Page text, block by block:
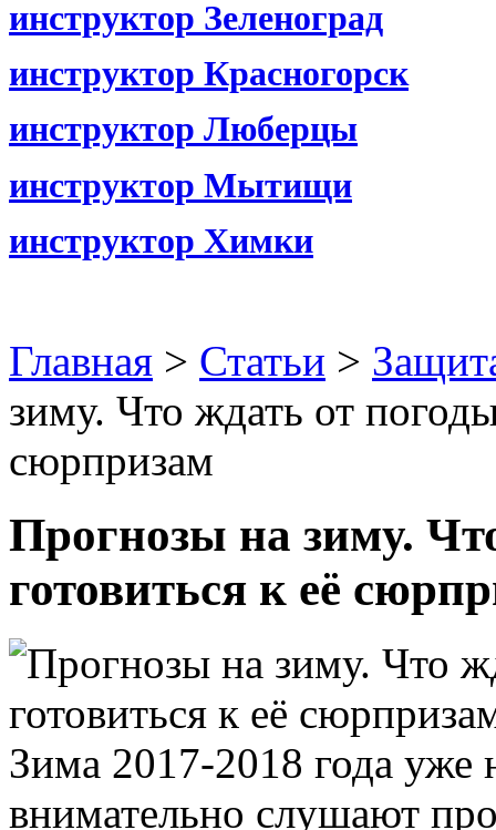
инструктор Зеленоград
инструктор Красногорск
инструктор Люберцы
инструктор Мытищи
инструктор Химки
Главная > Статьи >
зиму. Что ждать от
сюрпризам
Прогнозы на зиму.
готовиться к её
Зима 2017-2018 года уже
внимательно слушают